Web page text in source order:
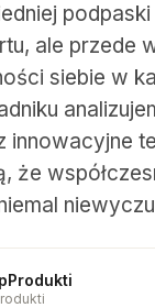
ale przede
siebie w
innowacyjne
że